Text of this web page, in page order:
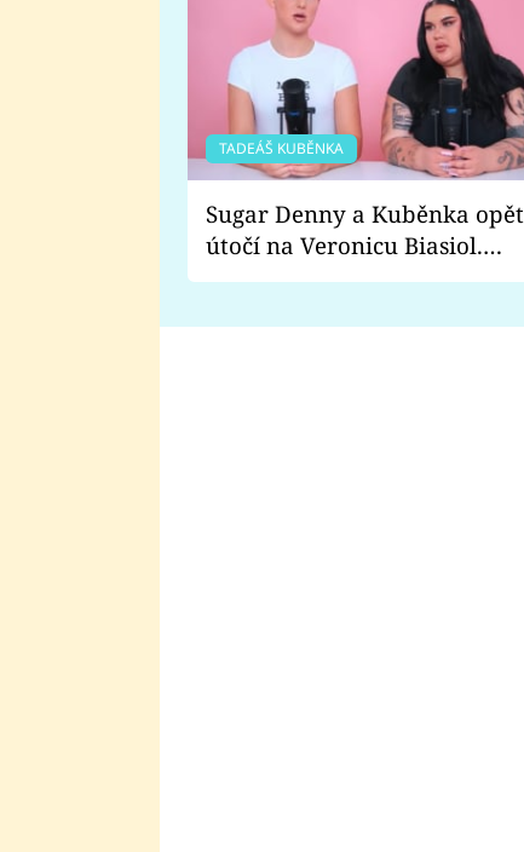
TADEÁŠ KUBĚNKA
Sugar Denny a Kuběnka opět
útočí na Veronicu Biasiol.
Proč je podle nich falešná a